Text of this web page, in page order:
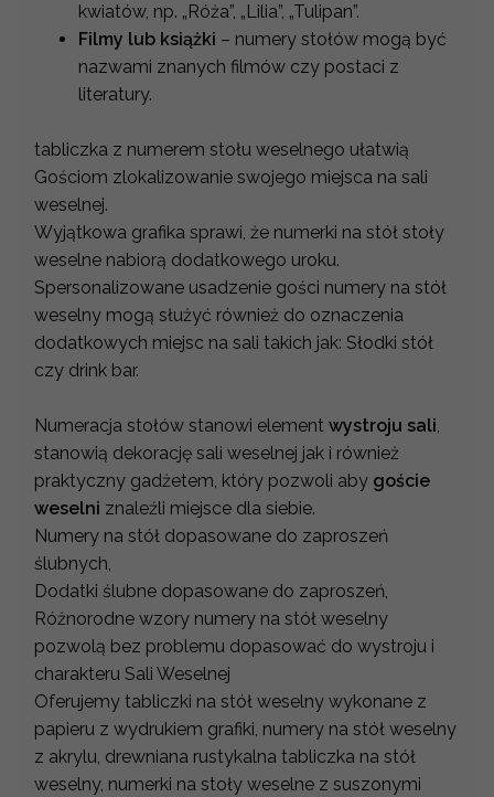
kwiatów, np. „Róża”, „Lilia”, „Tulipan”.
Filmy lub książki – numery stołów mogą być
nazwami znanych filmów czy postaci z
literatury.
tabliczka z numerem stołu weselnego ułatwią
Gościom zlokalizowanie swojego miejsca na sali
weselnej.
Wyjątkowa grafika sprawi, że numerki na stół stoły
weselne nabiorą dodatkowego uroku.
Spersonalizowane usadzenie gości numery na stół
weselny mogą służyć również do oznaczenia
dodatkowych miejsc na sali takich jak: Słodki stół
czy drink bar.
Numeracja stołów stanowi element wystroju sali,
stanowią dekorację sali weselnej jak i również
praktyczny gadżetem, który pozwoli aby goście
weselni znaleźli miejsce dla siebie.
Numery na stół dopasowane do zaproszeń
ślubnych,
Dodatki ślubne dopasowane do zaproszeń,
Różnorodne wzory numery na stół weselny
pozwolą bez problemu dopasować do wystroju i
charakteru Sali Weselnej
Oferujemy tabliczki na stół weselny wykonane z
papieru z wydrukiem grafiki, numery na stół weselny
z akrylu, drewniana rustykalna tabliczka na stół
weselny, numerki na stoły weselne z suszonymi